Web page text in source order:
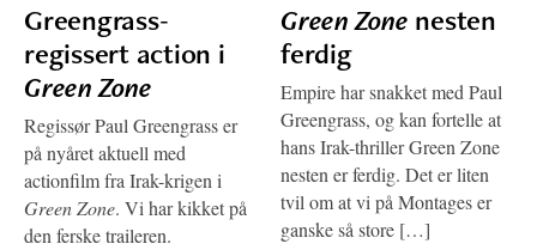
Greengrass-
regissert action i
Green Zone
Regissør Paul Greengrass er
på nyåret aktuell med
actionfilm fra Irak-krigen i
Green Zone. Vi har kikket på
den ferske traileren.
Green Zone nesten
ferdig
Empire har snakket med Paul
Greengrass, og kan fortelle at
hans Irak-thriller Green Zone
nesten er ferdig. Det er liten
tvil om at vi på Montages er
ganske så store […]